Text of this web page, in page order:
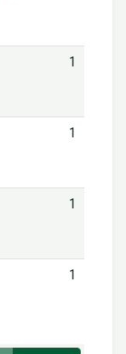
1
1
1
1